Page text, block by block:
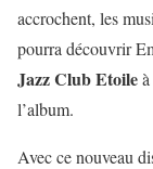
accrochent, les
pourra découvrir
Jazz Club Etoile
l’album.
Avec ce nouveau